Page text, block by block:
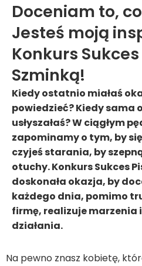
Doceniam to,
Jesteś moją
Konkurs
Szminką!
Kiedy ostatnio miałaś
powiedzieć? Kiedy sama
usłyszałaś? W ciągłym
zapominamy o tym, by
czyjeś starania, by
otuchy. Konkurs Sukces
doskonała okazja, by
każdego dnia, pomimo
firmę, realizuje marzenia
działania.
Na pewno znasz kobietę,